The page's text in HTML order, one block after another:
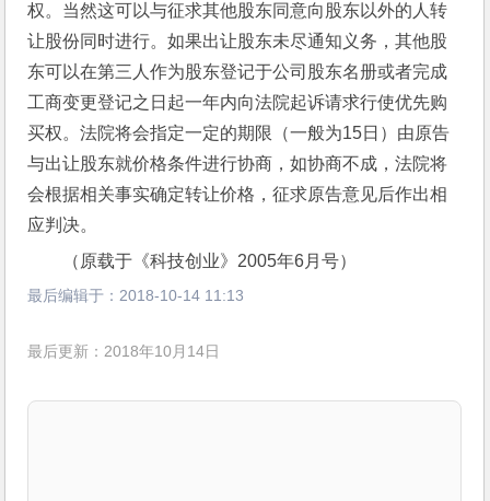
权。当然这可以与征求其他股东同意向股东以外的人转
让股份同时进行。如果出让股东未尽通知义务，其他股
东可以在第三人作为股东登记于公司股东名册或者完成
工商变更登记之日起一年内向法院起诉请求行使优先购
买权。法院将会指定一定的期限（一般为15日）由原告
与出让股东就价格条件进行协商，如协商不成，法院将
会根据相关事实确定转让价格，征求原告意见后作出相
应判决。
（原载于《科技创业》2005年6月号）
最后编辑于： 2018-10-14 11:13
最后更新：2018年10月14日